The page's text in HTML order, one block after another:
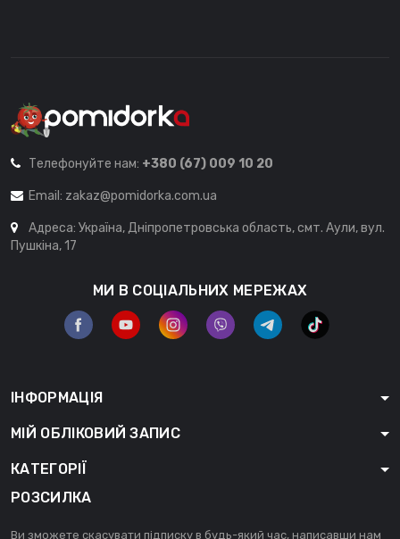
Телефонуйте нам: +380 (67) 009 10 20
Email: zakaz@pomidorka.com.ua
Адреса: Україна, Дніпропетровська область, смт. Аули, вул.
Пушкіна, 17
МИ В СОЦІАЛЬНИХ МЕРЕЖАХ
ІНФОРМАЦІЯ
МІЙ ОБЛІКОВИЙ ЗАПИС
КАТЕГОРІЇ
РОЗСИЛКА
Ви зможете скасувати підписку в будь-який час, написавши нам